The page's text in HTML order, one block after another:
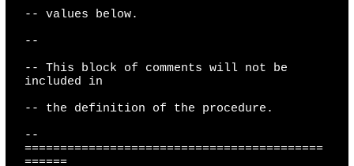
-- values below.
--
-- This block of comments will not be
included in
-- the definition of the procedure.
--
==========================================
======